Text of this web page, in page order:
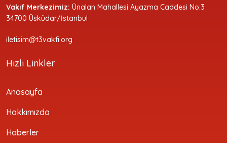
Vakıf Merkezimiz: Ünalan Mahallesi Ayazma Caddesi No:3
34700 Üsküdar/İstanbul
iletisim@t3vakfi.org
Hızlı Linkler
Anasayfa
Hakkımızda
Haberler